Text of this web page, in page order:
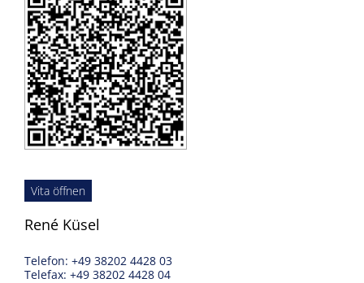
Vita öffnen
René Küsel
Telefon: +49 38202 4428 03
Telefax: +49 38202 4428 04